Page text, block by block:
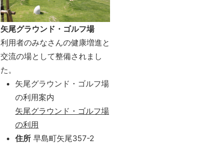
矢尾グラウンド・ゴルフ場
利用者のみなさんの健康増進と
交流の場として整備されまし
た。
矢尾グラウンド・ゴルフ場
の利用案内
矢尾グラウンド・ゴルフ場
の利用
住所 早島町矢尾357-2